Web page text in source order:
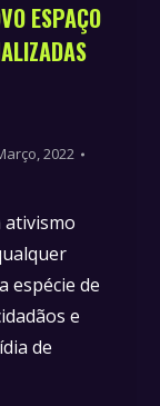
ESPAÇO
2022
ativismo
espécie de
e
de